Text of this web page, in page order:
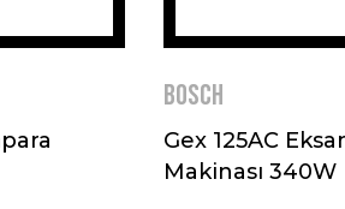
BOSCH
Gex 125AC
Makinası 340W